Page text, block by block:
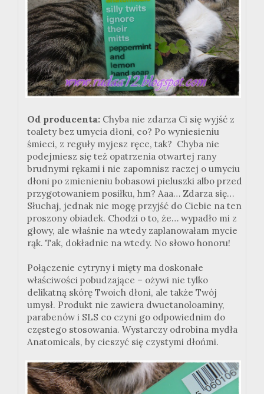
Od producenta: Chyba nie zdarza Ci się wyjść z
toalety bez umycia dłoni, co? Po wyniesieniu
śmieci, z reguły myjesz ręce, tak? Chyba nie
podejmiesz się też opatrzenia otwartej rany
brudnymi rękami i nie zapomnisz raczej o umyciu
dłoni po zmienieniu bobasowi pieluszki albo przed
przygotowaniem posiłku, hm? Aaa… Zdarza się…
Słuchaj, jednak nie mogę przyjść do Ciebie na ten
proszony obiadek. Chodzi o to, że… wypadło mi z
głowy, ale właśnie na wtedy zaplanowałam mycie
rąk. Tak, dokładnie na wtedy. No słowo honoru!
Połączenie cytryny i mięty ma doskonałe
właściwości pobudzające – ożywi nie tylko
delikatną skórę Twoich dłoni, ale także Twój
umysł. Produkt nie zawiera dwuetanoloaminy,
parabenów i SLS co czyni go odpowiednim do
częstego stosowania. Wystarczy odrobina mydła
Anatomicals, by cieszyć się czystymi dłońmi.